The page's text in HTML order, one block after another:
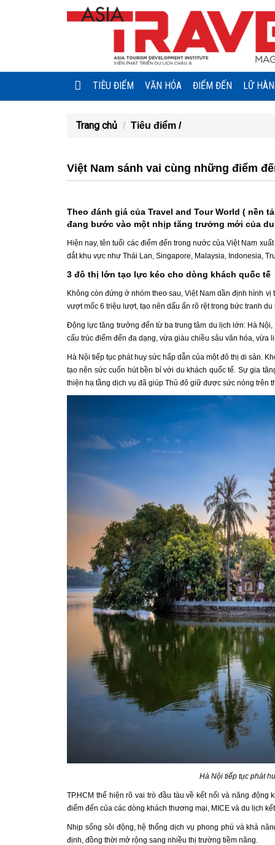
TIÊU ĐIỂM VĂN HÓA ĐIỂM ĐẾN LỮ
Trang chủ Tiêu điểm /
Việt Nam sánh vai cùng những điểm
Theo đánh giá của Travel and Tour World ( nền
đang bước vào một nhịp tăng trưởng mới của
Hiện nay, tên tuổi các điểm đến trong nước của Việt Nam
dắt khu vực như Thái Lan, Singapore, Malaysia, Indonesia,
3 đô thị lớn tạo lực kéo cho dòng khách quốc tế
Không còn đứng ở nhóm theo sau, Việt Nam dần định hình
vượt mốc 6 triệu lượt, tạo nên dấu ấn rõ rệt trong bức tranh du
Động lực tăng trưởng đến từ ba trung tâm du lịch lớn: Hà
cấu trúc điểm đến đa dạng, vừa giàu chiều sâu văn hóa, vừa
Hà Nội tiếp tục phát huy sức hấp dẫn của một đô thị di sản.
tạo nên sức cuốn hút bền bỉ với du khách quốc tế. Sự gia
thiện hạ tầng dịch vụ đã giúp Thủ đô giữ được sức nóng trên
Hà Nội tiếp tục phát
TP.HCM thể hiện rõ vai trò đầu tàu về kết nối và năng
điểm đến của các dòng khách thương mại, MICE và du lịch
Nhịp sống sôi động, hệ thống dịch vụ phong phú và khả
định, đồng thời mở rộng sang nhiều thị trường tiềm năng.